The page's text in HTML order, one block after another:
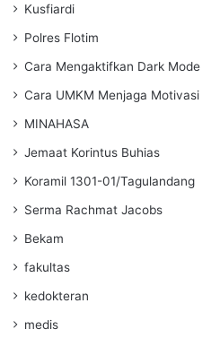
Kusfiardi
Polres Flotim
Cara Mengaktifkan Dark Mode
Cara UMKM Menjaga Motivasi
MINAHASA
Jemaat Korintus Buhias
Koramil 1301-01/Tagulandang
Serma Rachmat Jacobs
Bekam
fakultas
kedokteran
medis